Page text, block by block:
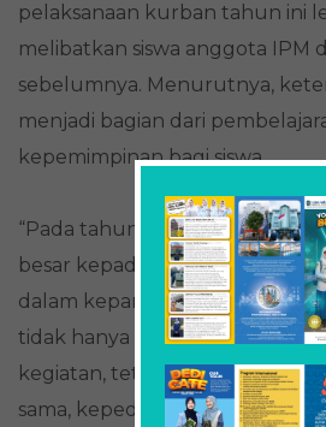
pelaksanaan kurban tahun ini
melibatkan siswa anggota IPM
sebelumnya. Menurutnya,
menjadi bagian dari
kepemimpinan bagi siswa.
“Pada tahun ini, kami
besar kepada siswa anggota
dalam kepanitiaan kurban.
tidak hanya belajar tentang
kegiatan, tetapi juga belajar
sama, kepedulian sosial, dan